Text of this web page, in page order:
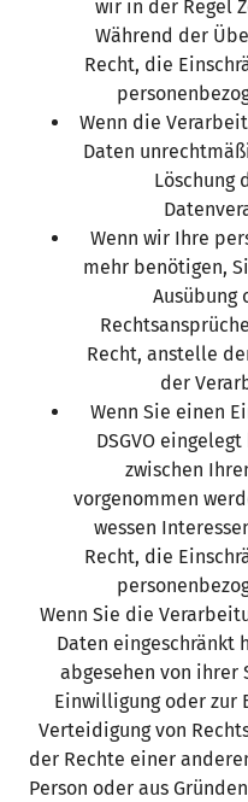
wir in der Regel
Während der
Recht, die
Wenn die
Daten
Löschung
Wenn wir Ihre
mehr benötigen,
Ausübung
Recht, anstelle
der
Wenn Sie einen
DSGVO
zwischen
vorgenommen
wessen
Recht, die
Wenn Sie die
Daten eingeschränkt
abgesehen von ihrer
Einwilligung oder zur
Verteidigung von
der Rechte einer
Person oder aus